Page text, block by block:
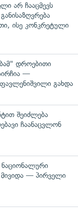
არ ჩააცმევს
ისე კონკრეტული
დროებითი
—
გახდა
შეიძლება
ჩაანაცვლონ
ნაციონალური
— პირველი